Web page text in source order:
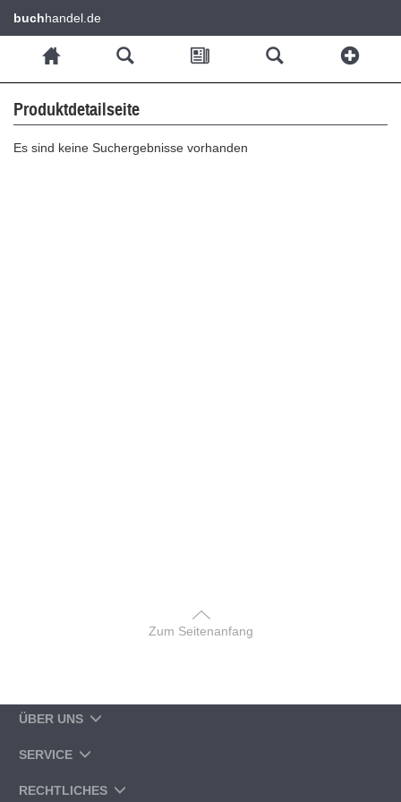
buchhandel.de
Produktdetailseite
Es sind keine Suchergebnisse vorhanden
Zum Seitenanfang
ÜBER UNS
SERVICE
RECHTLICHES